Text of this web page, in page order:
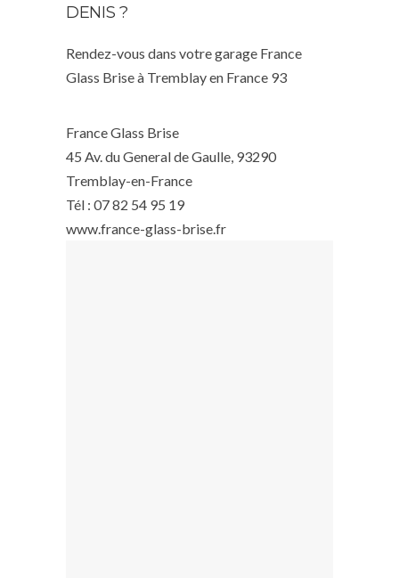
DENIS ?
Rendez-vous dans votre garage France
Glass Brise à Tremblay en France 93
France Glass Brise
45 Av. du General de Gaulle, 93290
Tremblay-en-France
Tél : 07 82 54 95 19
www.france-glass-brise.fr